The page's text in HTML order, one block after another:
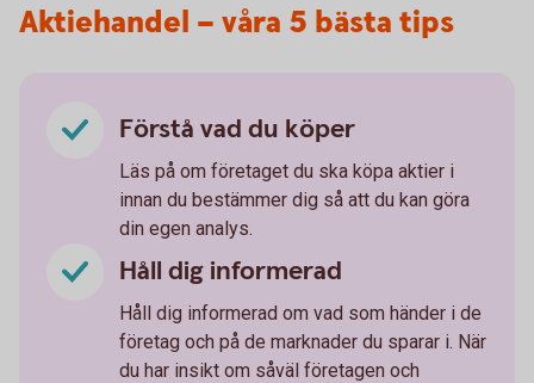
Aktiehandel – våra 5 bästa tips
Förstå vad du köper
Läs på om företaget du ska köpa aktier i
innan du bestämmer dig så att du kan göra
din egen analys.
Håll dig informerad
Håll dig informerad om vad som händer i de
företag och på de marknader du sparar i. När
du har insikt om såväl företagen och